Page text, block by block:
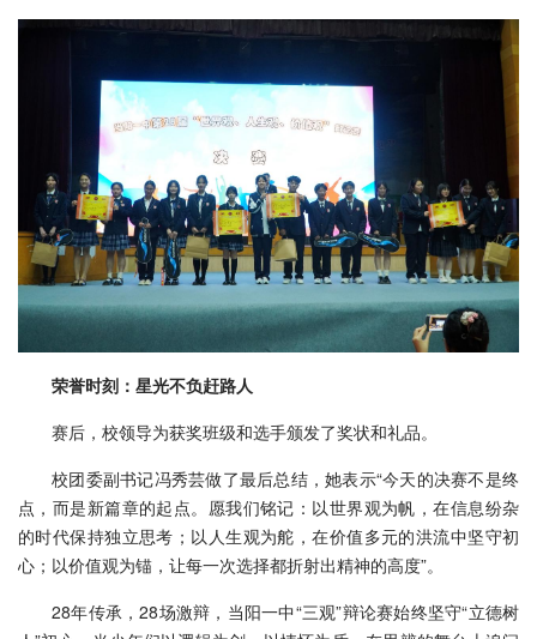
荣誉时刻：星光不负赶路人
赛后，校领导为获奖班级和选手颁发了奖状和礼品。
校团委副书记冯秀芸做了最后总结，她表示“今天的决赛不是终
点，而是新篇章的起点。愿我们铭记：以世界观为帆，在信息纷杂
的时代保持独立思考；以人生观为舵，在价值多元的洪流中坚守初
心；以价值观为锚，让每一次选择都折射出精神的高度”。
28年传承，28场激辩，当阳一中“三观”辩论赛始终坚守“立德树